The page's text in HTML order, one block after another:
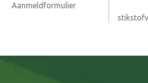
navigatie
Aanmeldformulier